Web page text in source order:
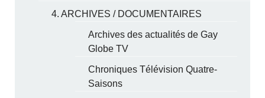
4. ARCHIVES / DOCUMENTAIRES
Archives des actualités de Gay
Globe TV
Chroniques Télévision Quatre-
Saisons